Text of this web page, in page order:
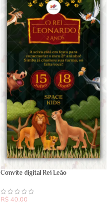
Convite digital Rei Leão
R$ 40,00